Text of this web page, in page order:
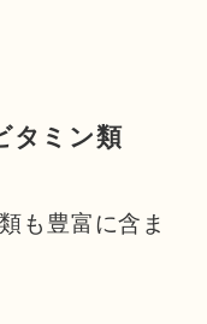
タミン類
も豊富に含ま